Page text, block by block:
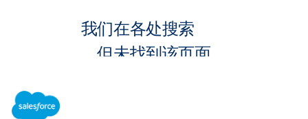
我们在各处搜索
，但未找到该页面。